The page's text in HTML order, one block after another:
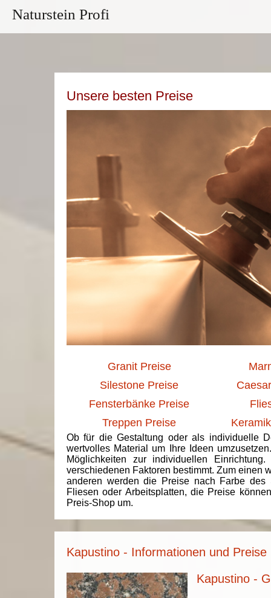
Naturstein Profi
Unsere besten Preise
Granit Preise
Silestone Preise
Fensterbänke Preise
Treppen Preise
Ob für die Gestaltung oder als individuelle
wertvolles Material um Ihre Ideen
Möglichkeiten zur individuellen
verschiedenen Faktoren bestimmt. Zum einen
anderen werden die Preise nach Farbe des
Fliesen oder Arbeitsplatten, die Preise
Preis-Shop um.
Kapustino - Informationen und Preise
Kapustino -